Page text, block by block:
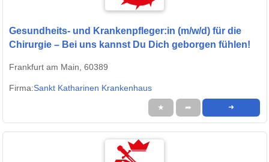
Gesundheits- und Krankenpfleger:in (m/w/d) für die
Chirurgie – Bei uns kannst Du Dich geborgen fühlen!
Frankfurt am Main, 60389
Firma:Sankt Katharinen Krankenhaus
★ ➦ ➜